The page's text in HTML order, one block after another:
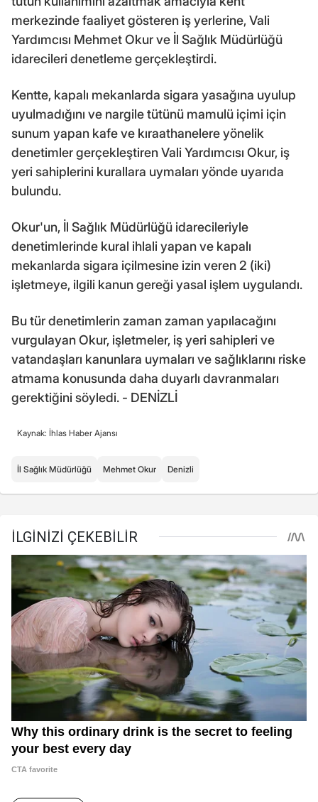
merkezinde faaliyet gösteren iş yerlerine, Vali
Yardımcısı Mehmet Okur ve İl Sağlık Müdürlüğü
idarecileri denetleme gerçekleştirdi.
Kentte, kapalı mekanlarda sigara yasağına uyulup
uyulmadığını ve nargile tütünü mamulü içimi için
sunum yapan kafe ve kıraathanelere yönelik
denetimler gerçekleştiren Vali Yardımcısı Okur, iş
yeri sahiplerini kurallara uymaları yönde uyarıda
bulundu.
Okur'un, İl Sağlık Müdürlüğü idarecileriyle
denetimlerinde kural ihlali yapan ve kapalı
mekanlarda sigara içilmesine izin veren 2 (iki)
işletmeye, ilgili kanun gereği yasal işlem uygulandı.
Bu tür denetimlerin zaman zaman yapılacağını
vurgulayan Okur, işletmeler, iş yeri sahipleri ve
vatandaşları kanunlara uymaları ve sağlıklarını riske
atmama konusunda daha duyarlı davranmaları
gerektiğini söyledi. - DENİZLİ
Kaynak: İhlas Haber Ajansı
İl Sağlık Müdürlüğü Mehmet Okur Denizli